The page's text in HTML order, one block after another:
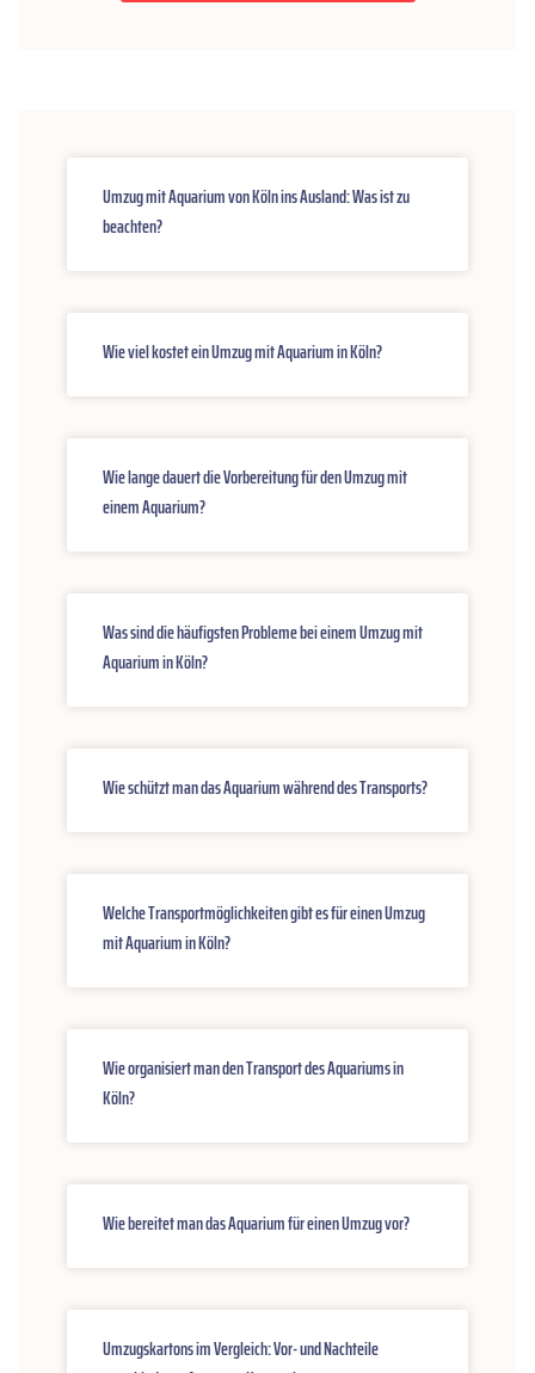
Umzug mit Aquarium von Köln ins Ausland: Was ist zu
beachten?
Wie viel kostet ein Umzug mit Aquarium in Köln?
Wie lange dauert die Vorbereitung für den Umzug mit
einem Aquarium?
Was sind die häufigsten Probleme bei einem Umzug mit
Aquarium in Köln?
Wie schützt man das Aquarium während des Transports?
Welche Transportmöglichkeiten gibt es für einen Umzug
mit Aquarium in Köln?
Wie organisiert man den Transport des Aquariums in
Köln?
Wie bereitet man das Aquarium für einen Umzug vor?
Umzugskartons im Vergleich: Vor- und Nachteile